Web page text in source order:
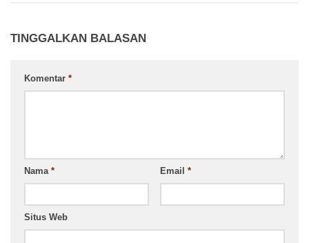
TINGGALKAN BALASAN
Komentar *
Nama * Email *
Situs Web